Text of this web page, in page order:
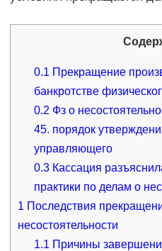
0.1 Прекращение
банкротстве
0.2 Фз о
45. порядок
управляющего
0.3 Кассация
практики по делам о
1 Последствия
несостоятельности
1.1 Причины